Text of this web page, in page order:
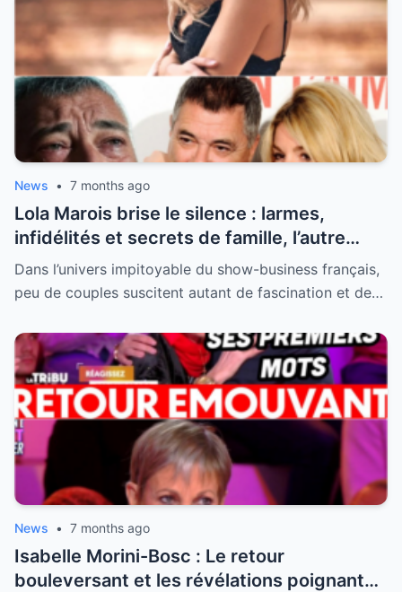
News • 7 months ago
Lola Marois brise le silence : larmes,
infidélités et secrets de famille, l’autre
visage de Jean-Marie Bigard enfin dévoilé
Dans l’univers impitoyable du show-business français,
peu de couples suscitent autant de fascination et de…
News • 7 months ago
Isabelle Morini-Bosc : Le retour
bouleversant et les révélations poignantes